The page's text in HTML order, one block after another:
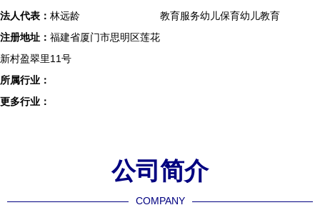
法人代表： 林远龄
注册地址： 福建省厦门市思明区莲花
新村盈翠里11号
所属行业：
更多行业：
教育服务幼儿保育幼儿教育
公司简介
COMPANY